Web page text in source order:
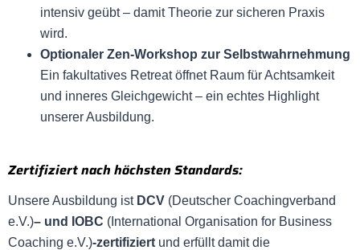
intensiv geübt – damit Theorie zur sicheren Praxis
wird.
Optionaler Zen-Workshop zur Selbstwahrnehmung
Ein fakultatives Retreat öffnet Raum für Achtsamkeit
und inneres Gleichgewicht – ein echtes Highlight
unserer Ausbildung.
Zertifiziert nach höchsten Standards:
Unsere Ausbildung ist DCV (Deutscher Coachingverband
e.V.)– und IOBC (International Organisation for Business
Coaching e.V.)-zertifiziert und erfüllt damit die